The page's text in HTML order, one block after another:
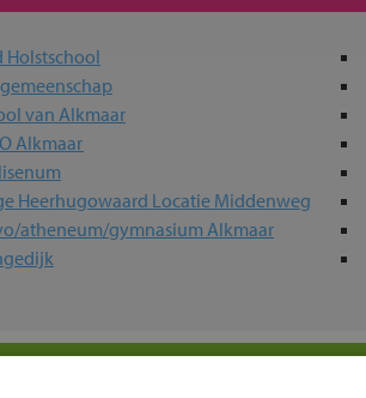
Holstschool
van Alkmaar
Alkmaar
Heerhugowaard Locatie Middenweg
atheneum/gymnasium Alkmaar
in jouw regio